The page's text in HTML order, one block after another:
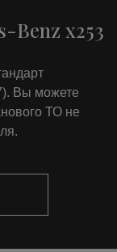
Benz x253
Вы можете
ТО не